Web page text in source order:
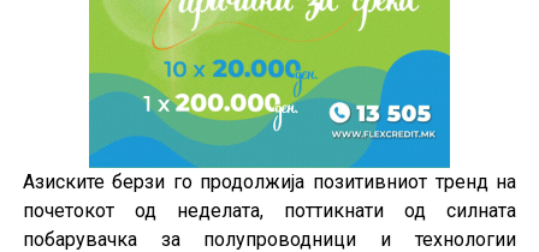
Азиските берзи го продолжија позитивниот тренд на
почетокот од неделата, поттикнати од силната
побарувачка за полупроводници и технологии